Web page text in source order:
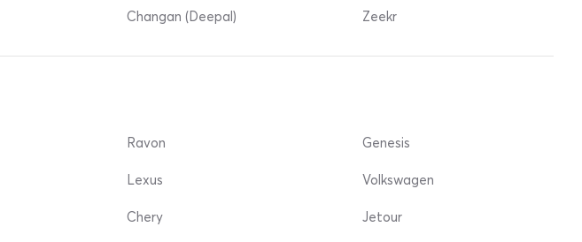
Changan (Deepal) Zeekr
Ravon
Lexus
Chery
Genesis
Volkswagen
Jetour